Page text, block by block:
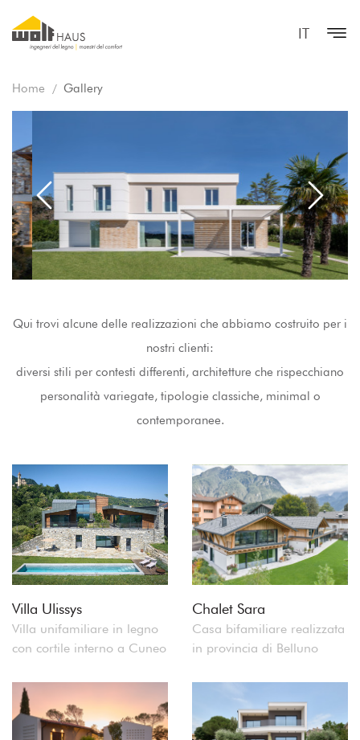
IT
Home Gallery
Qui trovi alcune delle realizzazioni che abbiamo costruito per i
nostri clienti:
diversi stili per contesti differenti, architetture che rispecchiano
personalità variegate, tipologie classiche, minimal o
contemporanee.
Villa Ulissys
Villa unifamiliare in legno
con cortile interno a Cuneo
Chalet Sara
Casa bifamiliare realizzata
in provincia di Belluno